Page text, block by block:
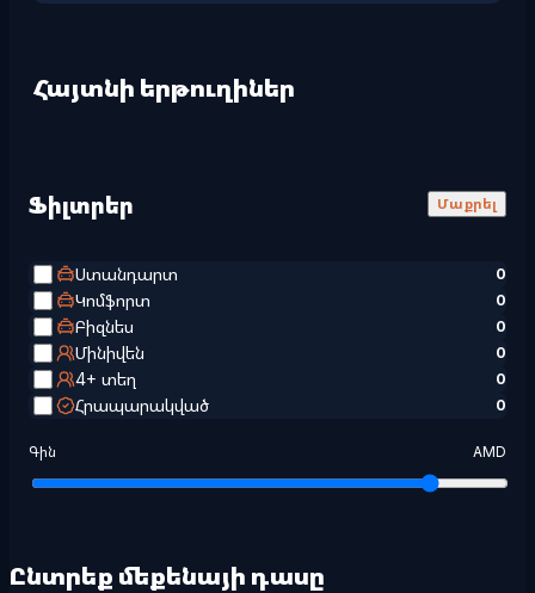
Հայտնի երթուղիներ
Ֆիլտրեր Մաքրել
Ստանդարտ 0
Կոմֆորտ 0
Բիզնես 0
Մինիվեն 0
4+ տեղ 0
Հրապարակված 0
Գին AMD
Ընտրեք մեքենայի դասը